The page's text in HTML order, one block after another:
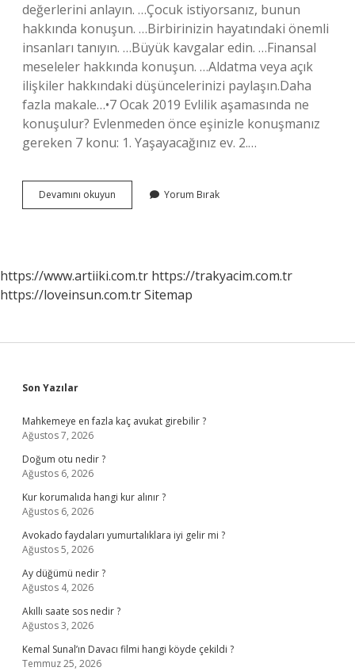
değerlerini anlayın. …Çocuk istiyorsanız, bunun
hakkında konuşun. …Birbirinizin hayatındaki önemli
insanları tanıyın. …Büyük kavgalar edin. …Finansal
meseleler hakkında konuşun. …Aldatma veya açık
ilişkiler hakkındaki düşüncelerinizi paylaşın.Daha
fazla makale…•7 Ocak 2019 Evlilik aşamasında ne
konuşulur? Evlenmeden önce eşinizle konuşmanız
gereken 7 konu: 1. Yaşayacağınız ev. 2.…
Devamını okuyun Evlenmeden
Önce
Yorum Bırak
https://www.artiiki.com.tr https://trakyacim.com.tr
https://loveinsun.com.trSitemap
Sidebar
Son Yazılar
Mahkemeye en fazla kaç avukat girebilir ?
Ağustos 7, 2026
Doğum otu nedir ?
Ağustos 6, 2026
Kur korumalıda hangi kur alınır ?
Ağustos 6, 2026
Avokado faydaları yumurtalıklara iyi gelir mi ?
Ağustos 5, 2026
Ay düğümü nedir ?
Ağustos 4, 2026
Akıllı saate sos nedir ?
Ağustos 3, 2026
Kemal Sunal’ın Davacı filmi hangi köyde çekildi ?
Temmuz 25, 2026